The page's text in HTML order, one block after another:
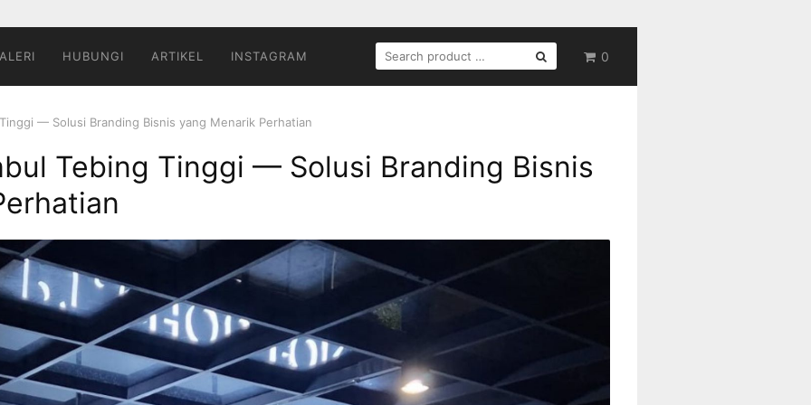
0
HUBUNGI ARTIKEL INSTAGRAM
SEARCH
FOR:
— Solusi Branding Bisnis yang Menarik Perhatian
Tebing Tinggi — Solusi Branding Bisnis